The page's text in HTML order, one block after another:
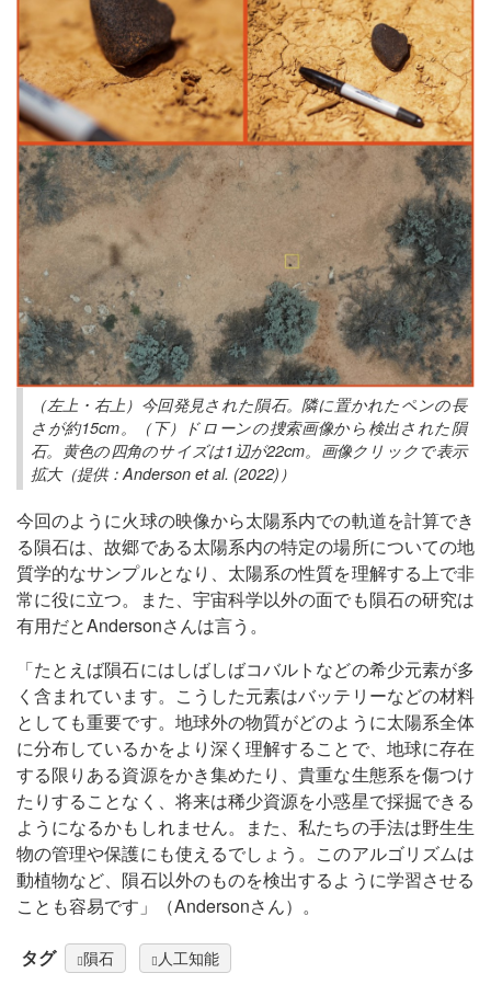
（左上・右上）今回発見された隕石。隣に置かれたペンの長
さが約15cm。（下）ドローンの捜索画像から検出された隕
石。黄色の四角のサイズは1辺が22cm。画像クリックで表示
拡大（提供：Anderson et al. (2022)）
今回のように火球の映像から太陽系内での軌道を計算でき
る隕石は、故郷である太陽系内の特定の場所についての地
質学的なサンプルとなり、太陽系の性質を理解する上で非
常に役に立つ。また、宇宙科学以外の面でも隕石の研究は
有用だとAndersonさんは言う。
「たとえば隕石にはしばしばコバルトなどの希少元素が多
く含まれています。こうした元素はバッテリーなどの材料
としても重要です。地球外の物質がどのように太陽系全体
に分布しているかをより深く理解することで、地球に存在
する限りある資源をかき集めたり、貴重な生態系を傷つけ
たりすることなく、将来は稀少資源を小惑星で採掘できる
ようになるかもしれません。また、私たちの手法は野生生
物の管理や保護にも使えるでしょう。このアルゴリズムは
動植物など、隕石以外のものを検出するように学習させる
ことも容易です」（Andersonさん）。
タグ 隕石 人工知能